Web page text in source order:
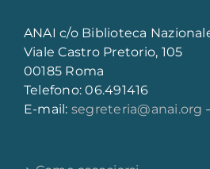
ANAI c/o Biblioteca
Viale Castro Pretorio, 105
00185 Roma
Telefono: 06.491416
E-mail: segreteria@anai.org